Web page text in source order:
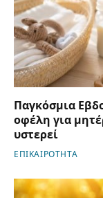
Παγκόσμια
οφέλη για
υστερεί
ΕΠΙΚΑΙΡΟΤΗΤΑ